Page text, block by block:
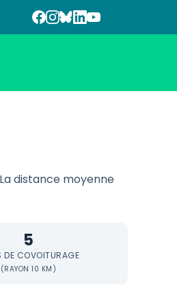
distance moyenne
5
DE COVOITURAGE
(RAYON 10 KM)